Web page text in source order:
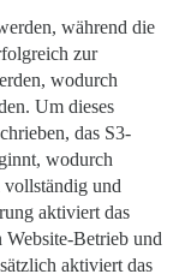
während die
zur
wodurch
Um dieses
das S3-
wodurch
vollständig und
aktiviert das
Betrieb und
aktiviert das